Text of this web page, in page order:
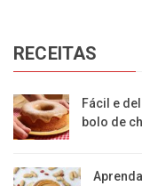
RECEITAS
Fácil e
bolo de